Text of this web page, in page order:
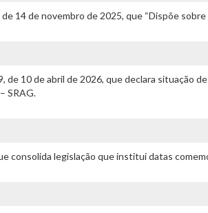
14 de novembro de 2025, que “Dispõe
de 10 de abril de 2026, que declara situação
SRAG.
consolida legislação que institui datas